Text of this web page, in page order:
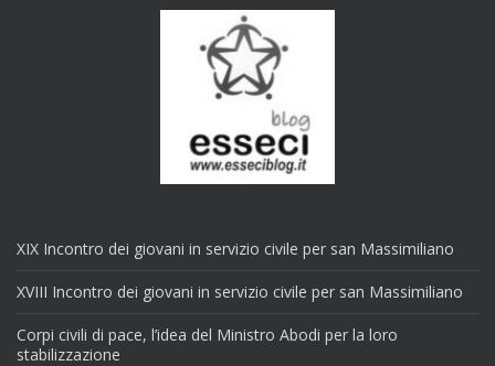
XIX Incontro dei giovani in servizio civile per san Massimiliano
XVIII Incontro dei giovani in servizio civile per san Massimiliano
Corpi civili di pace, l’idea del Ministro Abodi per la loro
stabilizzazione